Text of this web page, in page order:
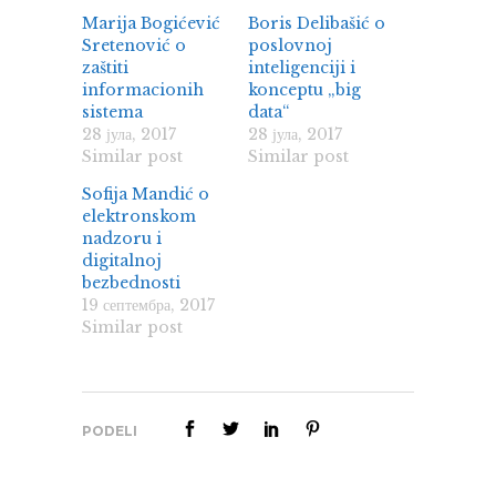
Marija Bogićević
Sretenović o
zaštiti
informacionih
sistema
28 јула, 2017
Similar post
Boris Delibašić o
poslovnoj
inteligenciji i
konceptu „big
data“
28 јула, 2017
Similar post
Sofija Mandić o
elektronskom
nadzoru i
digitalnoj
bezbednosti
19 септембра, 2017
Similar post
PODELI